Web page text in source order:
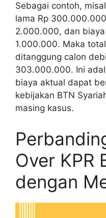
Sebagai contoh,
lama Rp
2.000.000, dan
1.000.000. Maka
ditanggung calon
303.000.000. Ini
biaya aktual dapat
kebijakan BTN
masing kasus.
Over KPR
dengan